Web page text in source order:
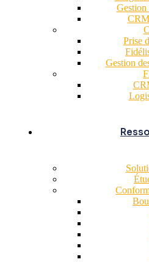
Gestion
Prise
Gestion